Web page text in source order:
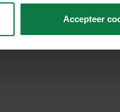
Accepteer